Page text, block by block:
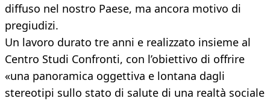
diffuso nel nostro Paese, ma ancora motivo di
pregiudizi.
Un lavoro durato tre anni e realizzato insieme al
Centro Studi Confronti, con l’obiettivo di offrire
«una panoramica oggettiva e lontana dagli
stereotipi sullo stato di salute di una realtà sociale